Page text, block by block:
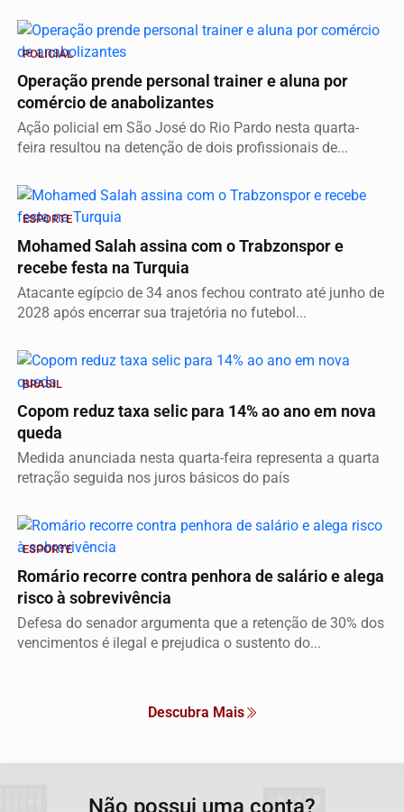
POLICIAL
Operação prende personal trainer e aluna por
comércio de anabolizantes
Ação policial em São José do Rio Pardo nesta quarta-
feira resultou na detenção de dois profissionais de...
ESPORTE
Mohamed Salah assina com o Trabzonspor e
recebe festa na Turquia
Atacante egípcio de 34 anos fechou contrato até junho de
2028 após encerrar sua trajetória no futebol...
BRASIL
Copom reduz taxa selic para 14% ao ano em nova
queda
Medida anunciada nesta quarta-feira representa a quarta
retração seguida nos juros básicos do país
ESPORTE
Romário recorre contra penhora de salário e alega
risco à sobrevivência
Defesa do senador argumenta que a retenção de 30% dos
vencimentos é ilegal e prejudica o sustento do...
Descubra Mais
Não possui uma conta?